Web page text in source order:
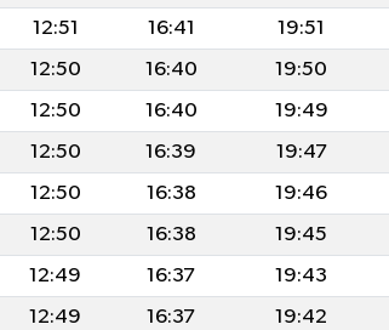
12:51 16:41 19:51
12:50 16:40 19:50
12:50 16:40 19:49
12:50 16:39 19:47
12:50 16:38 19:46
12:50 16:38 19:45
12:49 16:37 19:43
12:49 16:37 19:42